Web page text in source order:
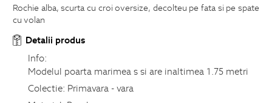
Rochie alba, scurta cu croi oversize, decolteu pe fata si pe spate
cu volan
Detalii produs
Info:
Modelul poarta marimea s si are inaltimea 1.75 metri
Colectie: Primavara - vara